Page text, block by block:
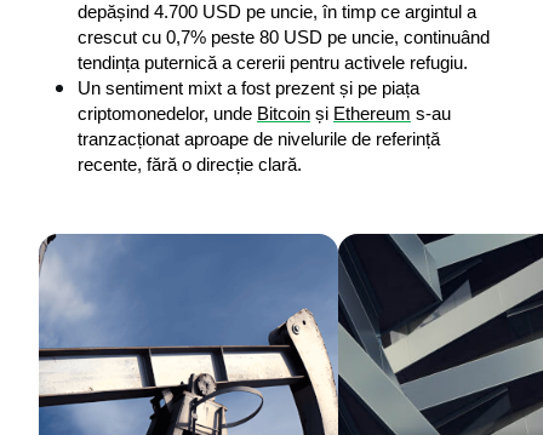
depășind 4.700 USD pe uncie, în timp ce argintul a
crescut cu 0,7% peste 80 USD pe uncie, continuând
tendința puternică a cererii pentru activele refugiu.
Un sentiment mixt a fost prezent și pe piața
criptomonedelor, unde Bitcoin și Ethereum s-au
tranzacționat aproape de nivelurile de referință
recente, fără o direcție clară.